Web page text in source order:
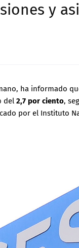
y
ha informado
del 2,7 por ciento,
por el Instituto